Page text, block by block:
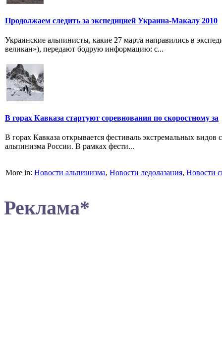
Продолжаем следить за экспедицией Украина-Макалу 2010
Украинские альпинисты, какие 27 марта направились в
великан»), передают бодрую информацию: с...
В горах Кавказа стартуют соревнования по скоростному за
В горах Кавказа открывается фестиваль экстремальных
альпинизма России. В рамках фести...
More in: Новости альпинизма, Новости ледолазания, Новости
Реклама*